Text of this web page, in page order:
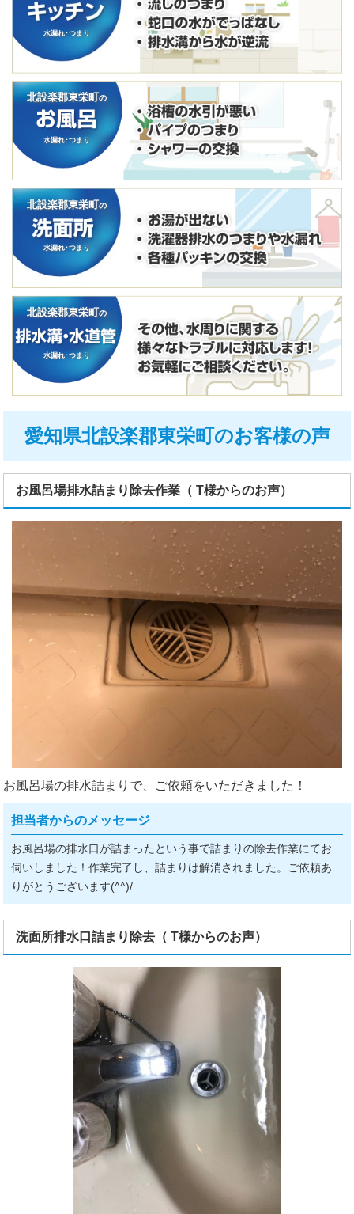
水漏れ･つまり
北設楽郡東栄町の
水漏れ･つまり
北設楽郡東栄町の
水漏れ･つまり
北設楽郡東栄町の
水漏れ･つまり
愛知県北設楽郡東栄町のお客様の声
お風呂場排水詰まり除去作業（ T様からのお声）
お風呂場の排水詰まりで、ご依頼をいただきました！
担当者からのメッセージ
お風呂場の排水口が詰まったという事で詰まりの除去作業にてお
伺いしました！作業完了し、詰まりは解消されました。ご依頼あ
りがとうございます(^^)/
洗面所排水口詰まり除去（ T様からのお声）